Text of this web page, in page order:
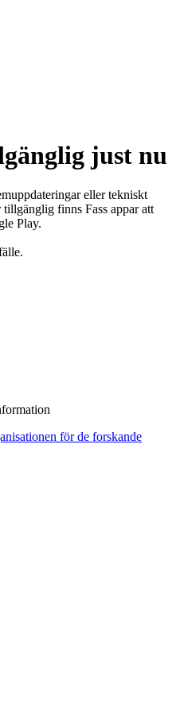
just nu
eller tekniskt
tillgänglig finns Fass appar att
Play.
för de forskande